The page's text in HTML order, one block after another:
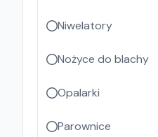
Niwelatory
Nożyce do blachy
Opalarki
Parownice